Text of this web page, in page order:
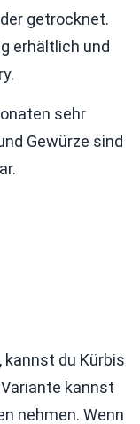
getrocknet.
erhältlich und
sehr
Gewürze sind
du Kürbis
kannst
nehmen. Wenn